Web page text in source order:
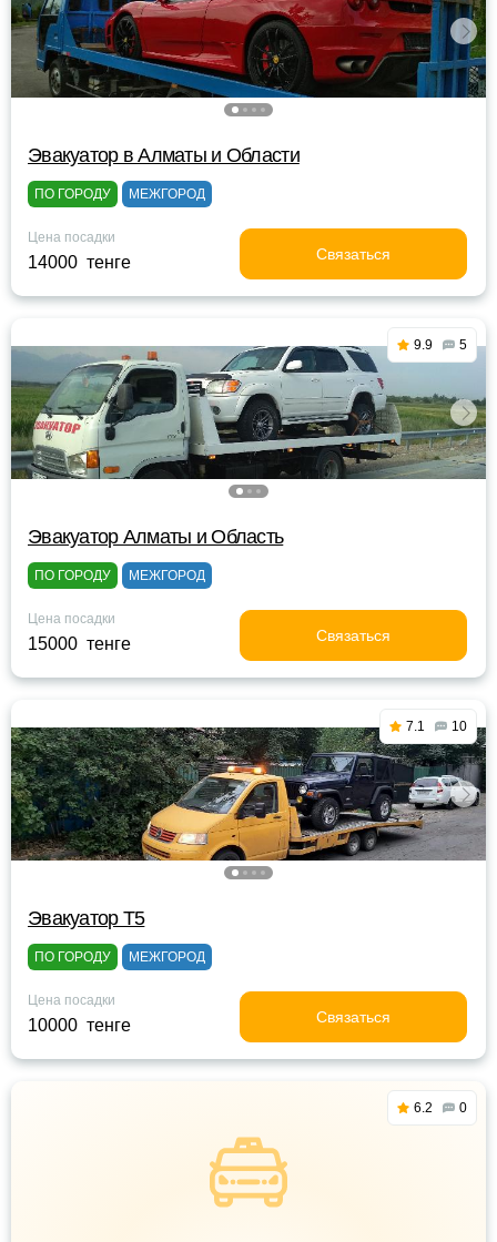
Эвакуатор в Алматы и Области
ПО ГОРОДУ МЕЖГОРОД
Цена посадки
14000 тенге Связаться
9.9 5
Эвакуатор Алматы и Область
ПО ГОРОДУ МЕЖГОРОД
Цена посадки
15000 тенге Связаться
7.1 10
Эвакуатор Т5
ПО ГОРОДУ МЕЖГОРОД
Цена посадки
10000 тенге Связаться
6.2 0